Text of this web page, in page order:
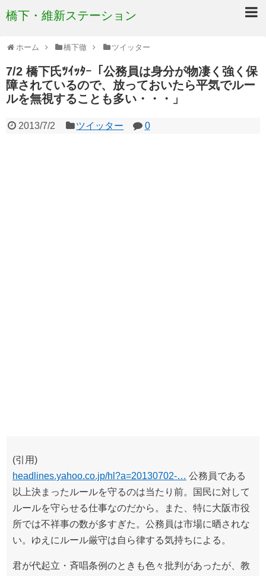
橋下・維新ステーション
ホーム 橋下徹 ツイッター
7/2 橋下氏ﾂｲｯﾀｰ「公務員は身分が物凄く強く保
障されているので、放っておいたら平気でルー
ルを無視することも多い・・・」
2013/7/2 ツイッター 0
(引用)
headlines.yahoo.co.jp/hl?a=20130702-… 公務員である
以上決まったルールを守るのは当たり前。国民に対して
ルールを守らせる仕事なのだから。また、特に大阪市役
所では不祥事の数が多すぎた。公務員は市場に晒されな
い。ゆえにルール厳守は自ら律する気持ちによる。
君が代起立・斉唱条例のときも色々批判があったが、教